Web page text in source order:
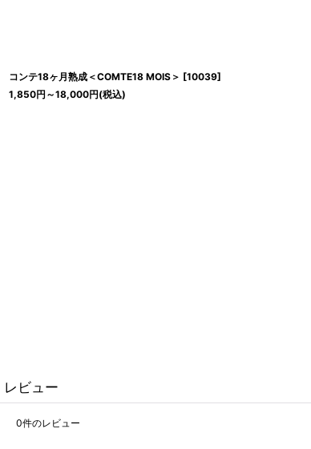
コンテ18ヶ月熟成＜COMTE18 MOIS＞ [10039]
1,850円 ～18,000円(税込)
レビュー
0件のレビュー